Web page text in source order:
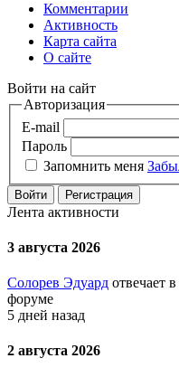
Комментарии
Активность
Карта сайта
О сайте
Войти на сайт
Авторизация
E-mail
Пароль
Запомнить меня
Войти Регистрация
Лента активности
3 августа 2026
Солорев Эдуард отвечает
форуме
5 дней назад
2 августа 2026